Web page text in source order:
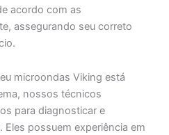
acordo com as
assegurando seu correto
microondas Viking está
nossos técnicos
para diagnosticar e
possuem experiência em